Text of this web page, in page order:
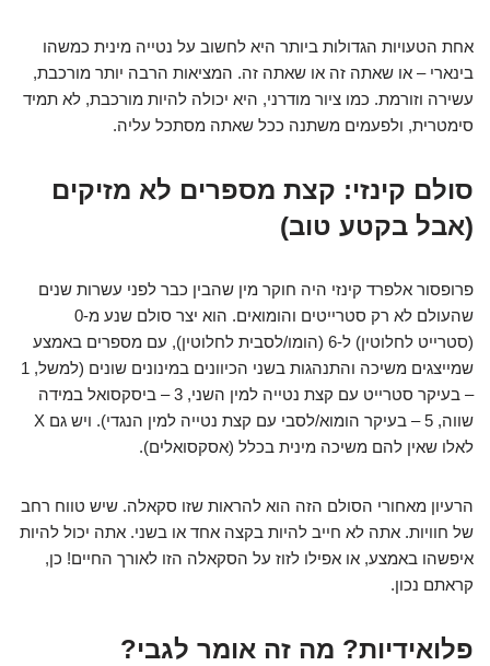
אחת הטעויות הגדולות ביותר היא לחשוב על נטייה מינית כמשהו
בינארי – או שאתה זה או שאתה זה. המציאות הרבה יותר מורכבת,
עשירה וזורמת. כמו ציור מודרני, היא יכולה להיות מורכבת, לא תמיד
סימטרית, ולפעמים משתנה ככל שאתה מסתכל עליה.
סולם קינזי: קצת מספרים לא מזיקים
(אבל בקטע טוב)
פרופסור אלפרד קינזי היה חוקר מין שהבין כבר לפני עשרות שנים
שהעולם לא רק סטרייטים והומואים. הוא יצר סולם שנע מ-0
(סטרייט לחלוטין) ל-6 (הומו/לסבית לחלוטין), עם מספרים באמצע
שמייצגים משיכה והתנהגות בשני הכיוונים במינונים שונים (למשל, 1
– בעיקר סטרייט עם קצת נטייה למין השני, 3 – ביסקסואל במידה
שווה, 5 – בעיקר הומוא/לסבי עם קצת נטייה למין הנגדי). ויש גם X
לאלו שאין להם משיכה מינית בכלל (אסקסואלים).
הרעיון מאחורי הסולם הזה הוא להראות שזו סקאלה. שיש טווח רחב
של חוויות. אתה לא חייב להיות בקצה אחד או בשני. אתה יכול להיות
איפשהו באמצע, או אפילו לזוז על הסקאלה הזו לאורך החיים! כן,
קראתם נכון.
פלואידיות? מה זה אומר לגבי?